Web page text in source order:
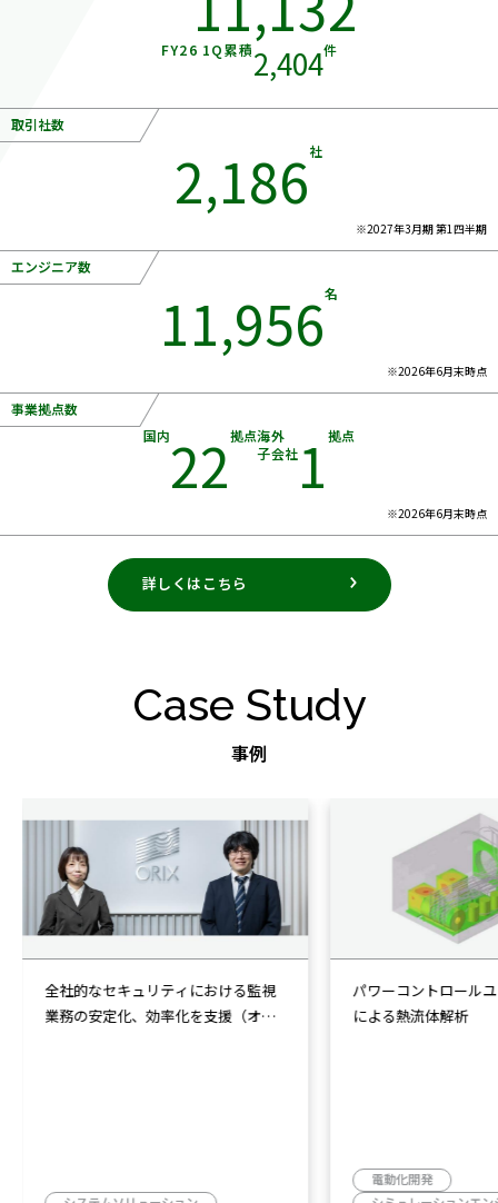
FY26 1Q累積2,404件
取引社数
2,186社
※2027年3月期 第1四半期
エンジニア数
11,956名
※2026年6月末時点
事業拠点数
国内22拠点海外
子会社1 拠点
※2026年6月末時点
詳しくはこちら
Case Study
事例
全社的なセキュリティにおける監視
業務の安定化、効率化を支援（オリ
パワーコントロール
による熱流体解析
電動化開発